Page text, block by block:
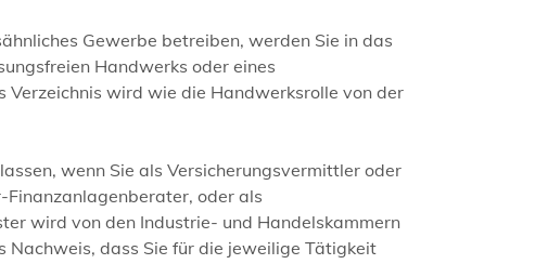
Gewerbe betreiben, werden Sie in das
Handwerks oder eines
wird wie die Handwerksrolle von der
wenn Sie als Versicherungsvermittler oder
oder als
wird von den Industrie- und Handelskammern
Nachweis, dass Sie für die jeweilige Tätigkeit